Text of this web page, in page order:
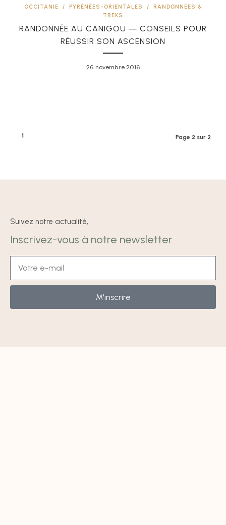
OCCITANIE / PYRÉNÉES-ORIENTALES / RANDONNÉES &
TREKS
RANDONNÉE AU CANIGOU — CONSEILS POUR
RÉUSSIR SON ASCENSION
26 novembre 2016
1 Page 2 sur 2
Suivez notre actualité,
Inscrivez-vous à notre newsletter
M'inscrire